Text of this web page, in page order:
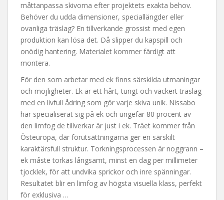
måttanpassa skivorna efter projektets exakta behov.
Behöver du udda dimensioner, speciallängder eller
ovanliga träslag? En tillverkande grossist med egen
produktion kan lösa det. Då slipper du kapspill och
onödig hantering. Materialet kommer färdigt att
montera.
För den som arbetar med ek finns särskilda utmaningar
och möjligheter. Ek är ett hårt, tungt och vackert träslag
med en livfull ådring som gör varje skiva unik. Nissabo
har specialiserat sig på ek och ungefär 80 procent av
den limfog de tillverkar är just i ek. Träet kommer från
Östeuropa, där förutsättningarna ger en särskilt
karaktärsfull struktur. Torkningsprocessen är noggrann –
ek måste torkas långsamt, minst en dag per millimeter
tjocklek, för att undvika sprickor och inre spänningar.
Resultatet blir en limfog av högsta visuella klass, perfekt
för exklusiva …